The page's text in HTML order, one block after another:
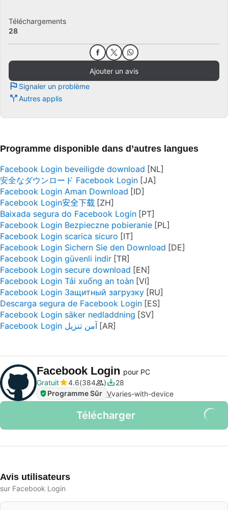
Téléchargements
28
Ajouter un avis
Signaler un problème
Autres applis
Programme disponible dans d’autres langues
Facebook Login beveiligde download
安全なダウンロード Facebook Login
Facebook Login Aman Download
Facebook Login安全下载
Baixada segura do Facebook Login
Facebook Login Bezpieczne pobieranie
Facebook Login scarica sicuro
Facebook Login Sichern Sie den Download
Facebook Login güvenli indir
Facebook Login secure download
Facebook Login Tải xuống an toàn
Facebook Login Защитный загрузку
Descarga segura de Facebook Login
Facebook Login säker nedladdning
Facebook Login آمن تنزيل
Facebook Login pour PC
Gratuit
4.6 384
28
Programme Sûr Vvaries-with-device
Télécharger
Avis utilisateurs
sur Facebook Login